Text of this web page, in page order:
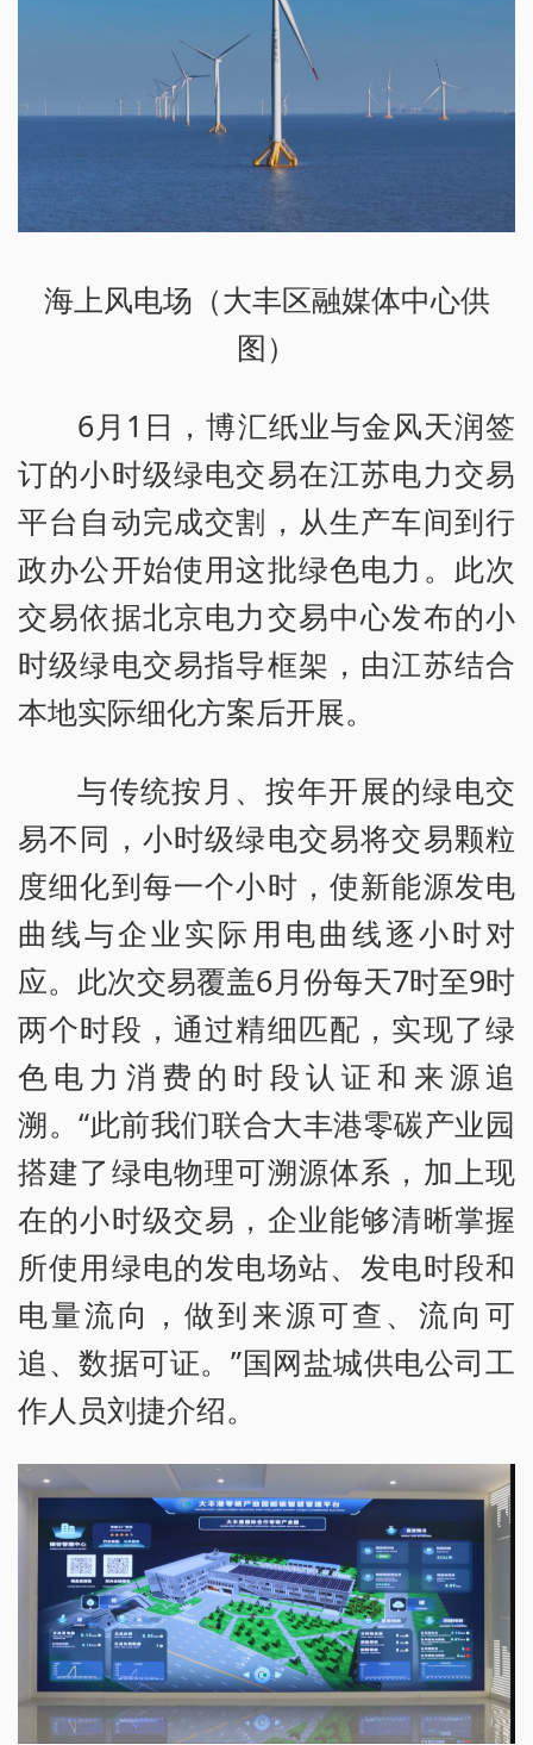
海上风电场（大丰区融媒体中心供
图）
6月1日，博汇纸业与金风天润签
订的小时级绿电交易在江苏电力交易
平台自动完成交割，从生产车间到行
政办公开始使用这批绿色电力。此次
交易依据北京电力交易中心发布的小
时级绿电交易指导框架，由江苏结合
本地实际细化方案后开展。
与传统按月、按年开展的绿电交
易不同，小时级绿电交易将交易颗粒
度细化到每一个小时，使新能源发电
曲线与企业实际用电曲线逐小时对
应。此次交易覆盖6月份每天7时至9时
两个时段，通过精细匹配，实现了绿
色电力消费的时段认证和来源追
溯。“此前我们联合大丰港零碳产业园
搭建了绿电物理可溯源体系，加上现
在的小时级交易，企业能够清晰掌握
所使用绿电的发电场站、发电时段和
电量流向，做到来源可查、流向可
追、数据可证。”国网盐城供电公司工
作人员刘捷介绍。